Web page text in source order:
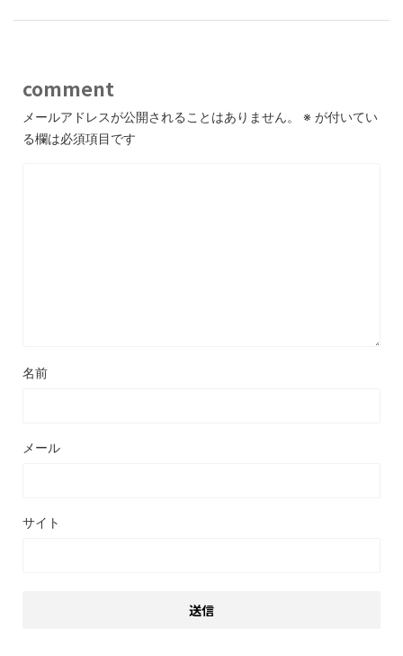
comment
メールアドレスが公開されることはありません。 ※ が付いてい
る欄は必須項目です
名前
メール
サイト